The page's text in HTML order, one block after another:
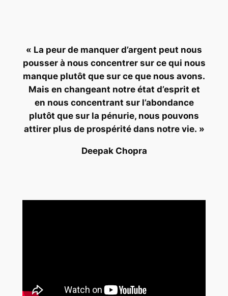
« La peur de manquer d’argent peut nous
pousser à nous concentrer sur ce qui nous
manque plutôt que sur ce que nous avons.
Mais en changeant notre état d’esprit et
en nous concentrant sur l’abondance
plutôt que sur la pénurie, nous pouvons
attirer plus de prospérité dans notre vie. »
Deepak Chopra